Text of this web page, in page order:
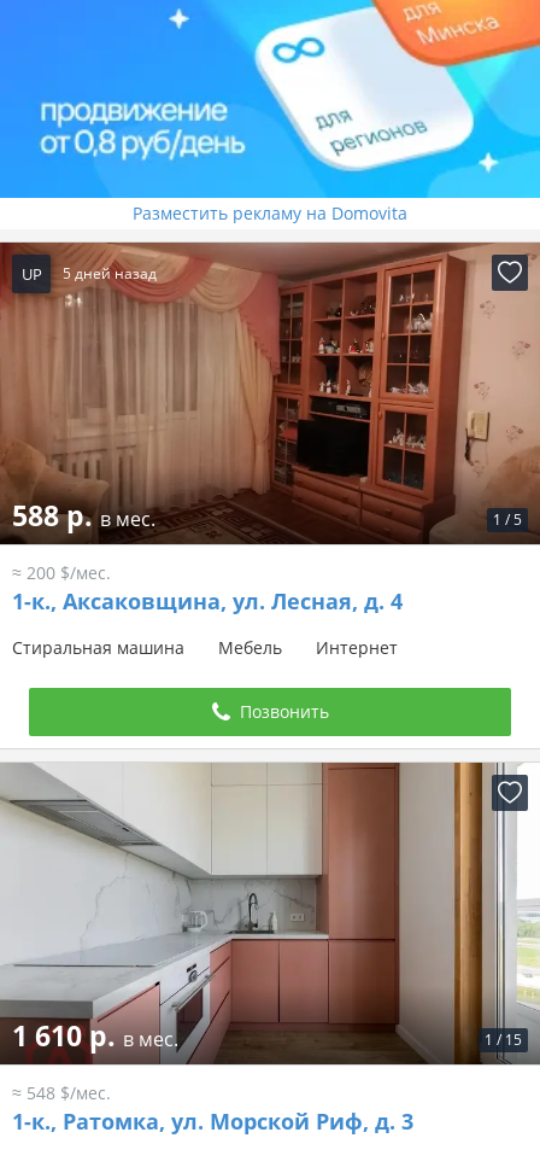
Разместить рекламу на Domovita
UP 5 дней назад
1 /5
588 р.в мес.
≈ 200 $/мес.
1-к., Аксаковщина, ул. Лесная, д. 4
Стиральная машина Мебель Интернет
Позвонить
1 / 15
1 610 р.в мес.
≈ 548 $/мес.
1-к., Ратомка, ул. Морской Риф, д. 3